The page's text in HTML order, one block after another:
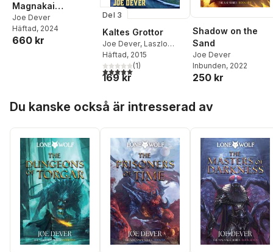
Magnakai
Collection
Joe Dever
Häftad, 2024
660 kr
Del 3
Kaltes Grottor
Joe Dever, Laszlo
Cook
Häftad, 2015
5,0utav 5 stjärnor. Totalt antal röster:
(1)
169 kr
Shadow on the
Sand
Joe Dever
Inbunden, 2022
250 kr
Du kanske också är intresserad av